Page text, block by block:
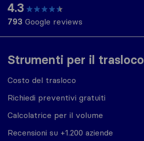
Strumenti per il trasloco
Costo del trasloco
Richiedi preventivi gratuiti
Calcolatrice per il volume
Recensioni su +1.200 aziende
4.3
793 Google reviews